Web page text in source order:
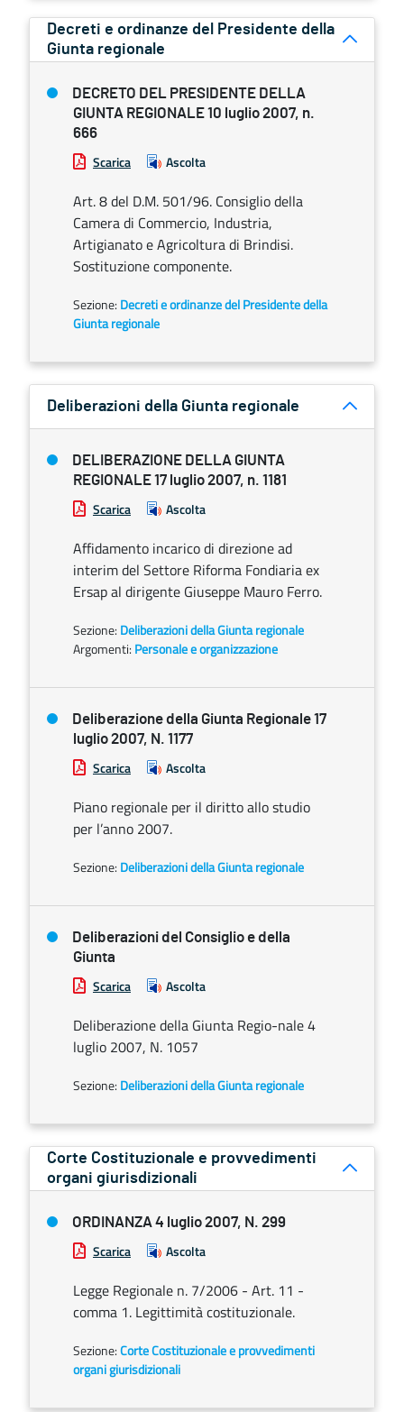
Decreti e ordinanze del Presidente della
Giunta regionale
DECRETO DEL PRESIDENTE DELLA
GIUNTA REGIONALE 10 luglio 2007, n.
666
Scarica Ascolta
Art. 8 del D.M. 501/96. Consiglio della
Camera di Commercio, Industria,
Artigianato e Agricoltura di Brindisi.
Sostituzione componente.
Sezione: Decreti e ordinanze del Presidente della
Giunta regionale
Deliberazioni della Giunta regionale
DELIBERAZIONE DELLA GIUNTA
REGIONALE 17 luglio 2007, n. 1181
Scarica Ascolta
Affidamento incarico di direzione ad
interim del Settore Riforma Fondiaria ex
Ersap al dirigente Giuseppe Mauro Ferro.
Sezione: Deliberazioni della Giunta regionale
Argomenti: Personale e organizzazione
Deliberazione della Giunta Regionale 17
luglio 2007, N. 1177
Scarica Ascolta
Piano regionale per il diritto allo studio
per l’anno 2007.
Sezione: Deliberazioni della Giunta regionale
Deliberazioni del Consiglio e della
Giunta
Scarica Ascolta
Deliberazione della Giunta Regio-nale 4
luglio 2007, N. 1057
Sezione: Deliberazioni della Giunta regionale
Corte Costituzionale e provvedimenti
organi giurisdizionali
ORDINANZA 4 luglio 2007, N. 299
Scarica Ascolta
Legge Regionale n. 7/2006 - Art. 11 -
comma 1. Legittimità costituzionale.
Sezione:Corte Costituzionale e provvedimenti
organi giurisdizionali